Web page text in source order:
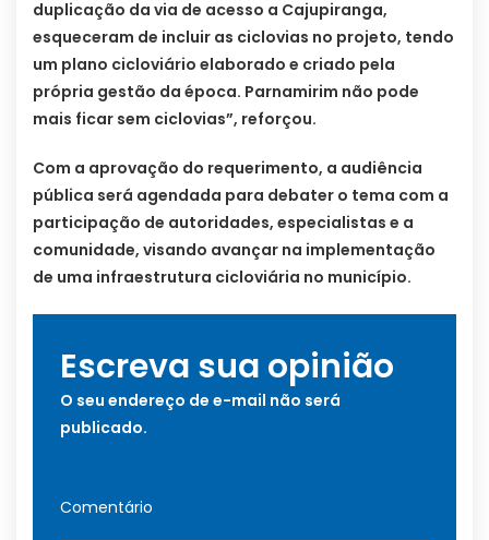
duplicação da via de acesso a Cajupiranga,
esqueceram de incluir as ciclovias no projeto, tendo
um plano cicloviário elaborado e criado pela
própria gestão da época. Parnamirim não pode
mais ficar sem ciclovias”, reforçou.
Com a aprovação do requerimento, a audiência
pública será agendada para debater o tema com a
participação de autoridades, especialistas e a
comunidade, visando avançar na implementação
de uma infraestrutura cicloviária no município.
Escreva sua opinião
O seu endereço de e-mail não será
publicado.
Comentário